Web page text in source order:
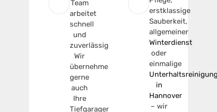
Team
arbeitet
schnell
und
zuverlässig.
Wir
übernehmen
gerne
auch
Ihre
Tiefgaragenreinigung.
erstklassige
Sauberkeit,
allgemeiner
Winterdienst
oder
einmalige
in
Hannover
– wir